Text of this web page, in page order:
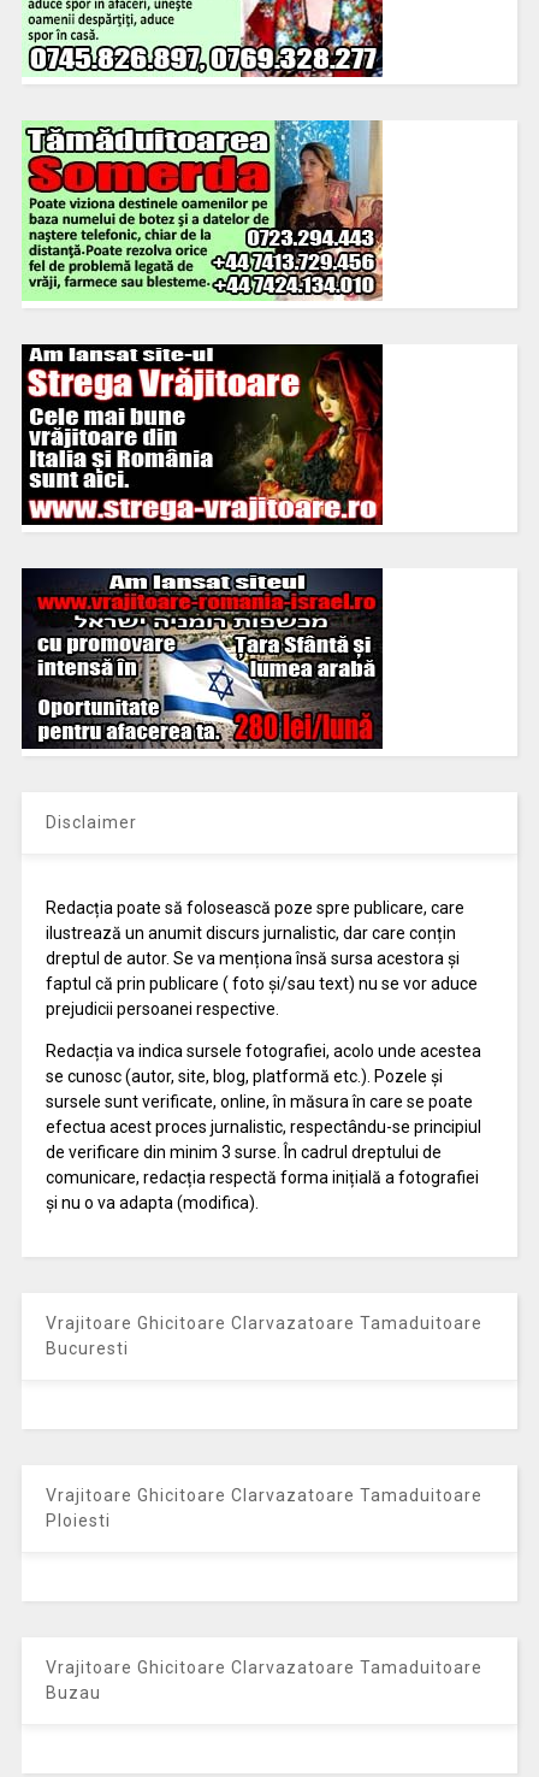
Disclaimer
Redacția poate să folosească poze spre publicare, care
ilustrează un anumit discurs jurnalistic, dar care conțin
dreptul de autor. Se va menționa însă sursa acestora și
faptul că prin publicare ( foto și/sau text) nu se vor aduce
prejudicii persoanei respective.
Redacția va indica sursele fotografiei, acolo unde acestea
se cunosc (autor, site, blog, platformă etc.). Pozele și
sursele sunt verificate, online, în măsura în care se poate
efectua acest proces jurnalistic, respectându-se principiul
de verificare din minim 3 surse. În cadrul dreptului de
comunicare, redacția respectă forma inițială a fotografiei
și nu o va adapta (modifica).
Vrajitoare Ghicitoare Clarvazatoare Tamaduitoare
Bucuresti
Vrajitoare Ghicitoare Clarvazatoare Tamaduitoare
Ploiesti
Vrajitoare Ghicitoare Clarvazatoare Tamaduitoare
Buzau